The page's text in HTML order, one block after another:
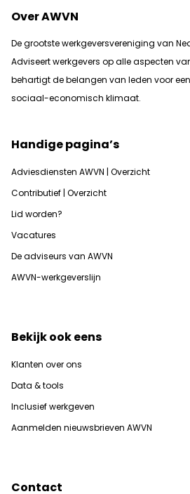
Over AWVN
De grootste werkgeversvereniging van
Adviseert werkgevers op alle aspecten
behartigt de belangen van leden voor
sociaal-economisch klimaat.
Handige pagina’s
Adviesdiensten AWVN | Overzicht
Contributief | Overzicht
Lid worden?
Vacatures
De adviseurs van AWVN
AWVN-werkgeverslijn
Bekijk ook eens
Klanten over ons
Data & tools
Inclusief werkgeven
Aanmelden nieuwsbrieven AWVN
Contact